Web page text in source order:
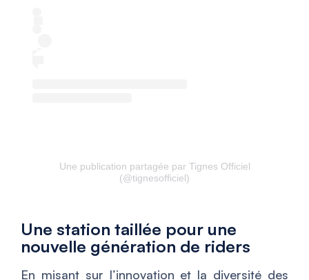
Une publication partagée par Tignes Officiel
(@tignesofficiel)
Une station taillée pour une
nouvelle génération de riders
En misant sur l’innovation et la diversité des